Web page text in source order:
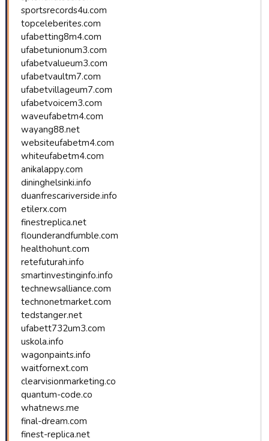
sportsrecords4u.com
topceleberites.com
ufabetting8m4.com
ufabetunionum3.com
ufabetvalueum3.com
ufabetvaultm7.com
ufabetvillageum7.com
ufabetvoicem3.com
waveufabetm4.com
wayang88.net
websiteufabetm4.com
whiteufabetm4.com
anikalappy.com
dininghelsinki.info
duanfrescariverside.info
etilerx.com
finestreplica.net
flounderandfumble.com
healthohunt.com
retefuturah.info
smartinvestinginfo.info
technewsalliance.com
technonetmarket.com
tedstanger.net
ufabett732um3.com
uskola.info
wagonpaints.info
waitfornext.com
clearvisionmarketing.co
quantum-code.co
whatnews.me
final-dream.com
finest-replica.net